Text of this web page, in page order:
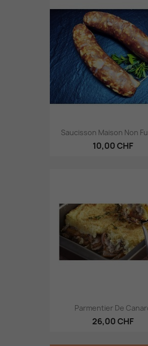
Saucisson Maison Non
10,00 CHF
Parmentier De
26,00 CHF